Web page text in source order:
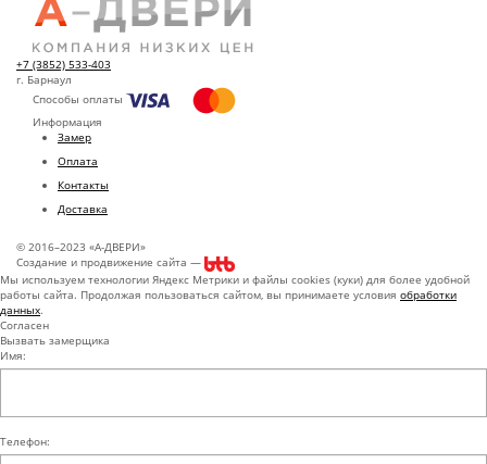
+7 (3852) 533-403
г. Барнаул
Способы оплаты
Информация
Замер
Оплата
Контакты
Доставка
© 2016–2023 «А-ДВЕРИ»
Создание и продвижение сайта —
Мы используем технологии Яндекс Метрики и файлы cookies (куки) для более удобной
работы сайта. Продолжая пользоваться сайтом, вы принимаете условия обработки
данных.
Согласен
Вызвать замерщика
Имя:
Телефон: